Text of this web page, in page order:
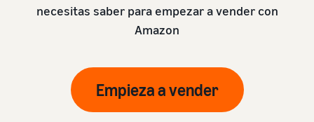
necesitas saber para empezar a vender con
Amazon
Empieza a vender